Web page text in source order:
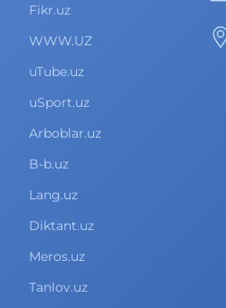
Fikr.uz
WWW.UZ
uTube.uz
uSport.uz
Arboblar.uz
B-b.uz
Lang.uz
Diktant.uz
Meros.uz
Tanlov.uz